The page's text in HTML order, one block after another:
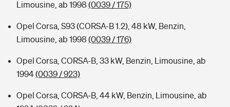
Limousine, ab 1998 (0039 / 175)
Opel Corsa, S93 (CORSA-B 1.2), 48 kW, Benzin,
Limousine, ab 1998 (0039 / 176)
Opel Corsa, CORSA-B, 33 kW, Benzin, Limousine, ab
1994(0039 / 923)
Opel Corsa, CORSA-B, 44 kW, Benzin, Limousine, ab